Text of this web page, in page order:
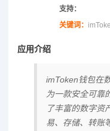
支持：
关键词：
应用介绍
imToken钱包在
为一款安全可靠
了丰富的数字资
易、存储、转账